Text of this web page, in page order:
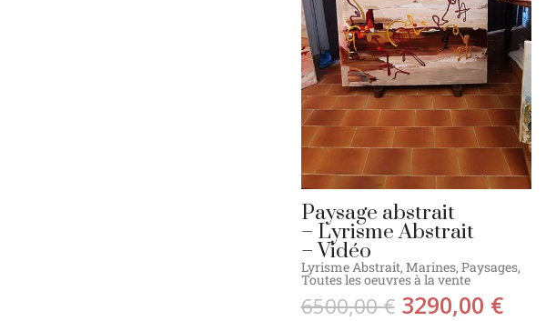
Paysage abstrait
– Lyrisme Abstrait
– Vidéo
Lyrisme Abstrait, Marines, Paysages,
Toutes les oeuvres à la vente
6500,00€ 3290,00 €